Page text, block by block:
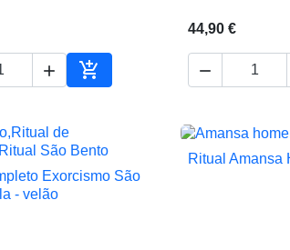
 
Adicionar ao carrinho
44,90 €

Vista rápida
Exorcismo São
- velão

Ritual Amansa